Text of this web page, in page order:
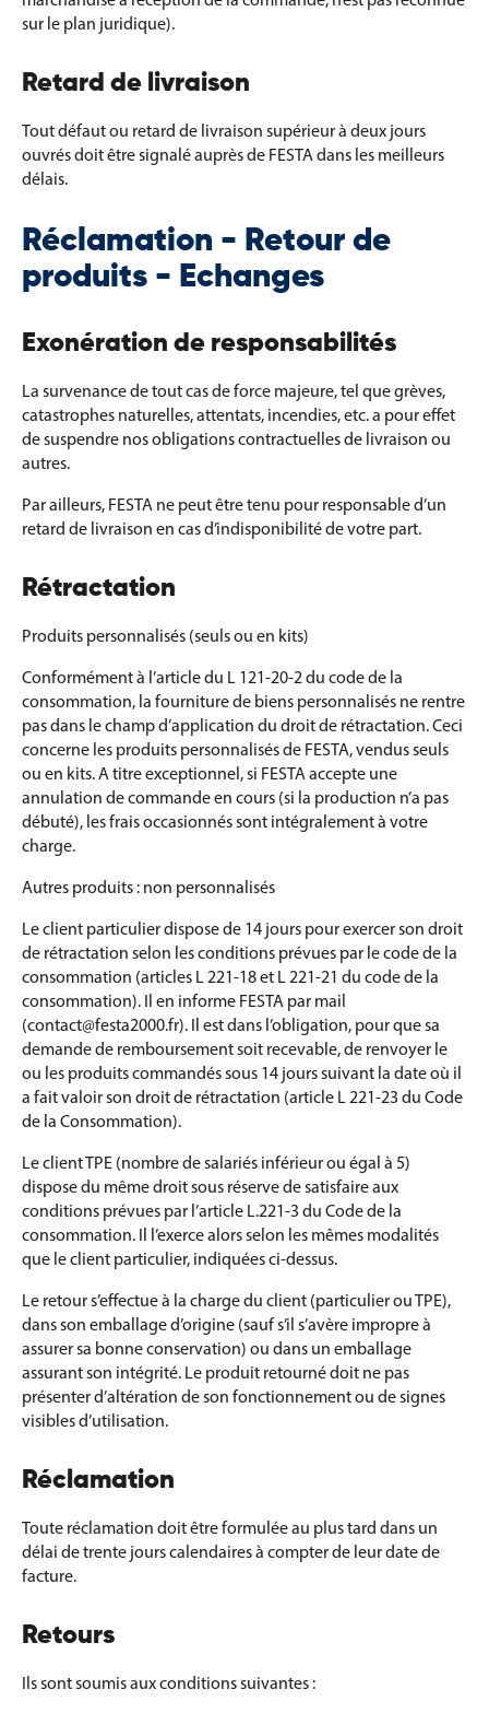
sur le plan juridique).
Retard de livraison
Tout défaut ou retard de livraison supérieur à deux jours
ouvrés doit être signalé auprès de FESTA dans les meilleurs
délais.
Réclamation - Retour de
produits - Echanges
Exonération de responsabilités
La survenance de tout cas de force majeure, tel que grèves,
catastrophes naturelles, attentats, incendies, etc. a pour effet
de suspendre nos obligations contractuelles de livraison ou
autres.
Par ailleurs, FESTA ne peut être tenu pour responsable d’un
retard de livraison en cas d’indisponibilité de votre part.
Rétractation
Produits personnalisés (seuls ou en kits)
Conformément à l’article du L 121-20-2 du code de la
consommation, la fourniture de biens personnalisés ne rentre
pas dans le champ d’application du droit de rétractation. Ceci
concerne les produits personnalisés de FESTA, vendus seuls
ou en kits. A titre exceptionnel, si FESTA accepte une
annulation de commande en cours (si la production n’a pas
débuté), les frais occasionnés sont intégralement à votre
charge.
Autres produits : non personnalisés
Le client particulier dispose de 14 jours pour exercer son droit
de rétractation selon les conditions prévues par le code de la
consommation (articles L 221-18 et L 221-21 du code de la
consommation). Il en informe FESTA par mail
(contact@festa2000.fr). Il est dans l’obligation, pour que sa
demande de remboursement soit recevable, de renvoyer le
ou les produits commandés sous 14 jours suivant la date où il
a fait valoir son droit de rétractation (article L 221-23 du Code
de la Consommation).
Le client TPE (nombre de salariés inférieur ou égal à 5)
dispose du même droit sous réserve de satisfaire aux
conditions prévues par l’article L.221-3 du Code de la
consommation. Il l’exerce alors selon les mêmes modalités
que le client particulier, indiquées ci-dessus.
Le retour s’effectue à la charge du client (particulier ou TPE),
dans son emballage d’origine (sauf s’il s’avère impropre à
assurer sa bonne conservation) ou dans un emballage
assurant son intégrité. Le produit retourné doit ne pas
présenter d’altération de son fonctionnement ou de signes
visibles d’utilisation.
Réclamation
Toute réclamation doit être formulée au plus tard dans un
délai de trente jours calendaires à compter de leur date de
facture.
Retours
Ils sont soumis aux conditions suivantes :